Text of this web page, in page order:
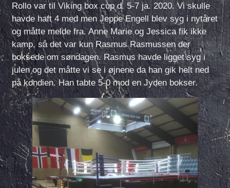
Rollo var til Viking box cup d. 5-7 ja. 2020. Vi skulle
havde haft 4 med men Jeppe Engell blev syg i nytåret
og måtte melde fra. Anne Marie og Jessica fik ikke
kamp, så det var kun Rasmus Rasmussen der
boksede om søndagen. Rasmus havde ligget syg i
julen og det måtte vi se i øjnene da han gik helt ned
på kondien. Han tabte 5-0 mod en Jyden bokser.